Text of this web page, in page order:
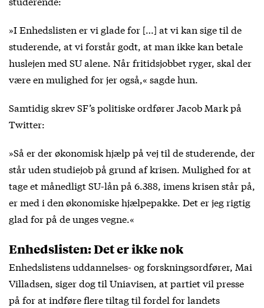
»I Enhedslisten er vi glade for […] at vi kan sige til de
studerende, at vi forstår godt, at man ikke kan betale
huslejen med SU alene. Når fritidsjobbet ryger, skal der
være en mulighed for jer også,« sagde hun.
Samtidig skrev SF’s politiske ordfører Jacob Mark på
Twitter:
»Så er der økonomisk hjælp på vej til de studerende, der
står uden studiejob på grund af krisen. Mulighed for at
tage et månedligt SU-lån på 6.388, imens krisen står på,
er med i den økonomiske hjælpepakke. Det er jeg rigtig
glad for på de unges vegne.«
Enhedslisten: Det er ikke nok
Enhedslistens uddannelses- og forskningsordfører, Mai
Villadsen, siger dog til Uniavisen, at partiet vil presse
på for at indføre flere tiltag til fordel for landets